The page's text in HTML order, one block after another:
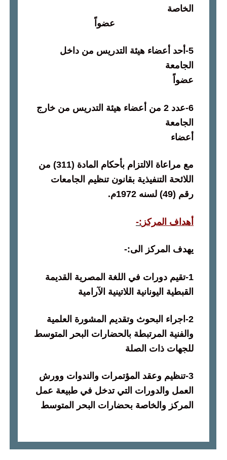
الخاصة
عضواً
5- أحد أعضاء هيئة التدريس من داخل
الجامعة
عضواً
6- عدد 2 من أعضاء هيئة التدريس من خارج
الجامعة
أعضاء
مع مراعاة الالتزام بأحكام المادة (311)
من
اللائحة التنفيذية بقانون تنظيم الجامعات
رقم (49) لسنه 1972م.
أهداف المركز :-
يهدف المركز الى:-
1- تقيم دورات في اللغة المصرية القديمة
القبطية اليونانية اللاتينية الآرامية
2- اجراء البحوث وتقديم المشورة العلمية
والفنية المرتبطة بالحضارات البحر المتوسط
للجهات ذات الصلة
3- تنظيم وعقد المؤتمرات والندوات وورش
العمل والدورات التي تدخل في طبيعة عمل
المركز والخاصة بحضارات البحر المتوسط